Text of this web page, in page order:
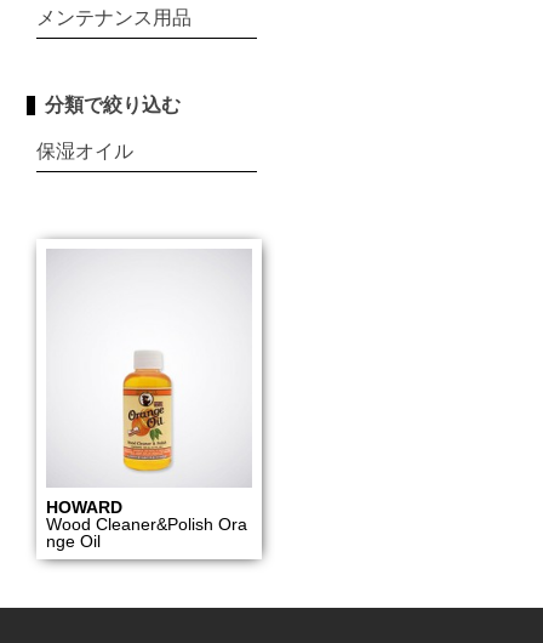
メンテナンス用品
分類で絞り込む
保湿オイル
HOWARD
Wood Cleaner&Polish Ora
nge Oil